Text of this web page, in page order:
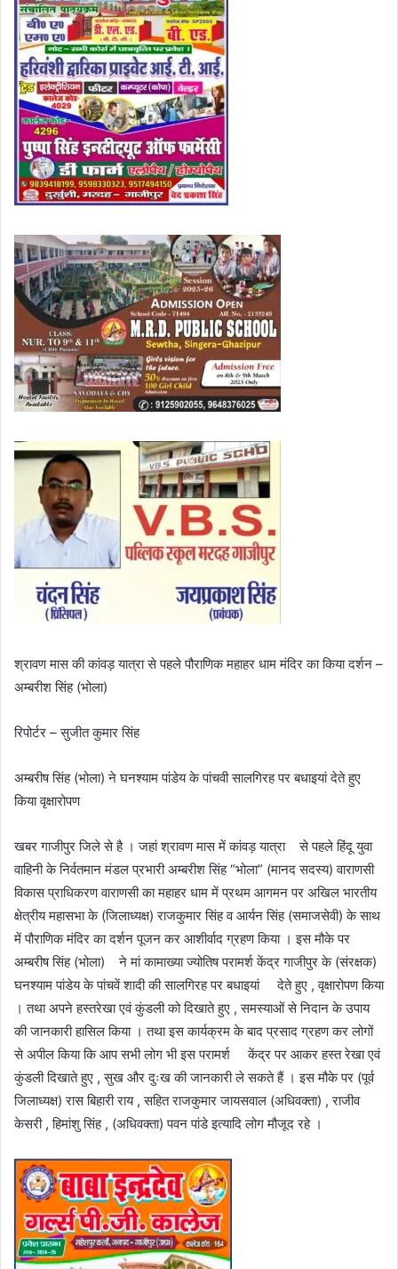
श्रावण मास की कांवड़ यात्रा से पहले पौराणिक महाहर धाम मंदिर का किया दर्शन –
अम्बरीश सिंह (भोला)
रिपोर्टर – सुजीत कुमार सिंह
अम्बरीष सिंह (भोला) ने घनश्याम पांडेय के पांचवी सालगिरह पर बधाइयां देते हुए
किया वृक्षारोपण
खबर गाजीपुर जिले से है । जहां श्रावण मास में कांवड़ यात्रा से पहले हिंदू युवा
वाहिनी के निर्वतमान मंडल प्रभारी अम्बरीश सिंह “भोला” (मानद सदस्य) वाराणसी
विकास प्राधिकरण वाराणसी का महाहर धाम में प्रथम आगमन पर अखिल भारतीय
क्षेत्रीय महासभा के (जिलाध्यक्ष) राजकुमार सिंह व आर्यन सिंह (समाजसेवी) के साथ
में पौराणिक मंदिर का दर्शन पूजन कर आशीर्वाद ग्रहण किया । इस मौके पर
अम्बरीष सिंह (भोला) ने मां कामाख्या ज्योतिष परामर्श केंद्र गाजीपुर के (संरक्षक)
घनश्याम पांडेय के पांचवें शादी की सालगिरह पर बधाइयां देते हुए , वृक्षारोपण किया
। तथा अपने हस्तरेखा एवं कुंडली को दिखाते हुए , समस्याओं से निदान के उपाय
की जानकारी हासिल किया । तथा इस कार्यक्रम के बाद प्रसाद ग्रहण कर लोगों
से अपील किया कि आप सभी लोग भी इस परामर्श केंद्र पर आकर हस्त रेखा एवं
कुंडली दिखाते हुए , सुख और दुःख की जानकारी ले सकते हैं । इस मौके पर (पूर्व
जिलाध्यक्ष) रास बिहारी राय , सहित राजकुमार जायसवाल (अधिवक्ता) , राजीव
केसरी , हिमांशु सिंह , (अधिवक्ता) पवन पांडे इत्यादि लोग मौजूद रहे ।